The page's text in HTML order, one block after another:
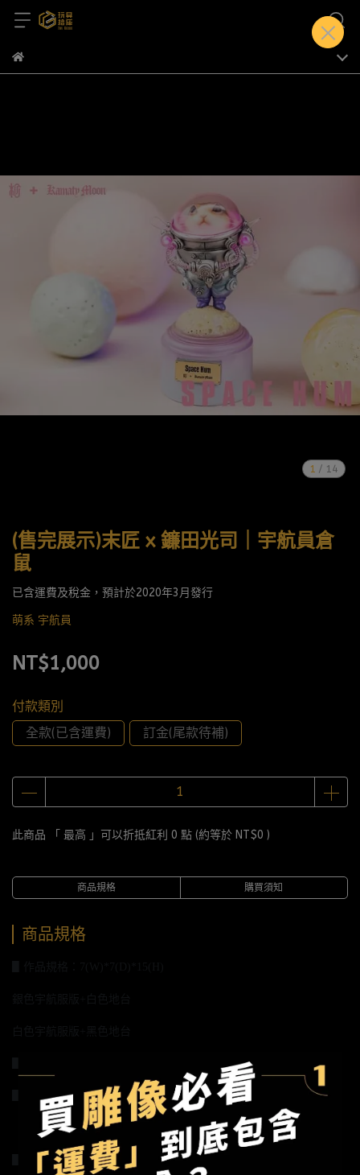
1 / 14
(售完展示)末匠 x 鐮田光司｜宇航員倉
鼠
已含運費及稅金，預計於2020年3月發行
萌系 宇航員
NT$1,000
付款類別
全款(已含運費)
訂金(尾款待補)
此商品 「 最高 」可以折抵紅利 0 點 (約等於 NT$0 )
商品規格 購買須知
商品規格
▋建議售價：全款2100元，訂金1000元
（已含國際運費）
▋預計發行時間：2020年3月